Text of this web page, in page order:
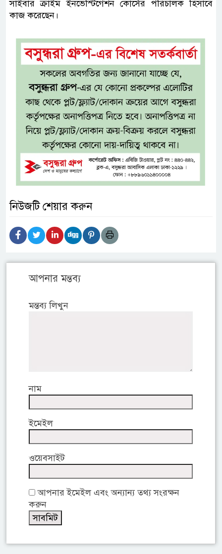
সাইবার ক্রাইম ইনভেস্টিগেশন কোর্সের পরিচালক হিসাবে
কাজ করেছেন।
নিউজটি শেয়ার করুন
আপনার মন্তব্য
মন্তব্য লিখুন
নাম
ইমেইল
ওয়েবসাইট
আপনার ইমেইল এবং অন্যান্য তথ্য সংরক্ষন
করুন